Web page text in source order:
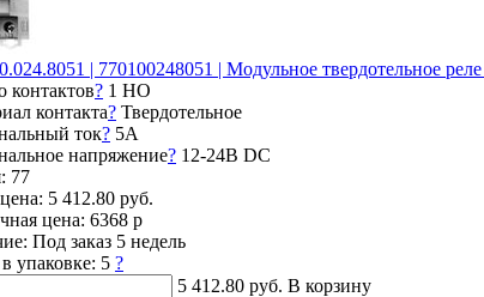
| 770100248051 | Модульное твердотельное
контактов? 1 НО
контакта? Твердотельное
ток? 5А
напряжение? 12-24В DC
77
5 412.80 руб.
цена: 6368 р
Под заказ 5 недель
упаковке: 5 ?
5 412.80 руб. В корзину